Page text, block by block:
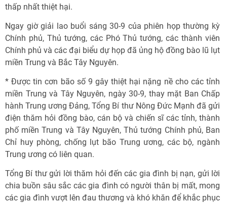
thấp nhất thiệt hại.
Ngay giờ giải lao buổi sáng 30-9 của phiên họp thường kỳ
Chính phủ, Thủ tướng, các Phó Thủ tướng, các thành viên
Chính phủ và các đại biểu dự họp đã ủng hộ đồng bào lũ lụt
miền Trung và Bắc Tây Nguyên.
* Được tin cơn bão số 9 gây thiệt hại nặng nề cho các tỉnh
miền Trung và Tây Nguyên, ngày 30-9, thay mặt Ban Chấp
hành Trung ương Đảng, Tổng Bí thư Nông Đức Mạnh đã gửi
điện thăm hỏi đồng bào, cán bộ và chiến sĩ các tỉnh, thành
phố miền Trung và Tây Nguyên, Thủ tướng Chính phủ, Ban
Chỉ huy phòng, chống lụt bão Trung ương, các bộ, ngành
Trung ương có liên quan.
Tổng Bí thư gửi lời thăm hỏi đến các gia đình bị nạn, gửi lời
chia buồn sâu sắc các gia đình có người thân bị mất, mong
các gia đình vượt lên đau thương và khó khăn để khắc phục